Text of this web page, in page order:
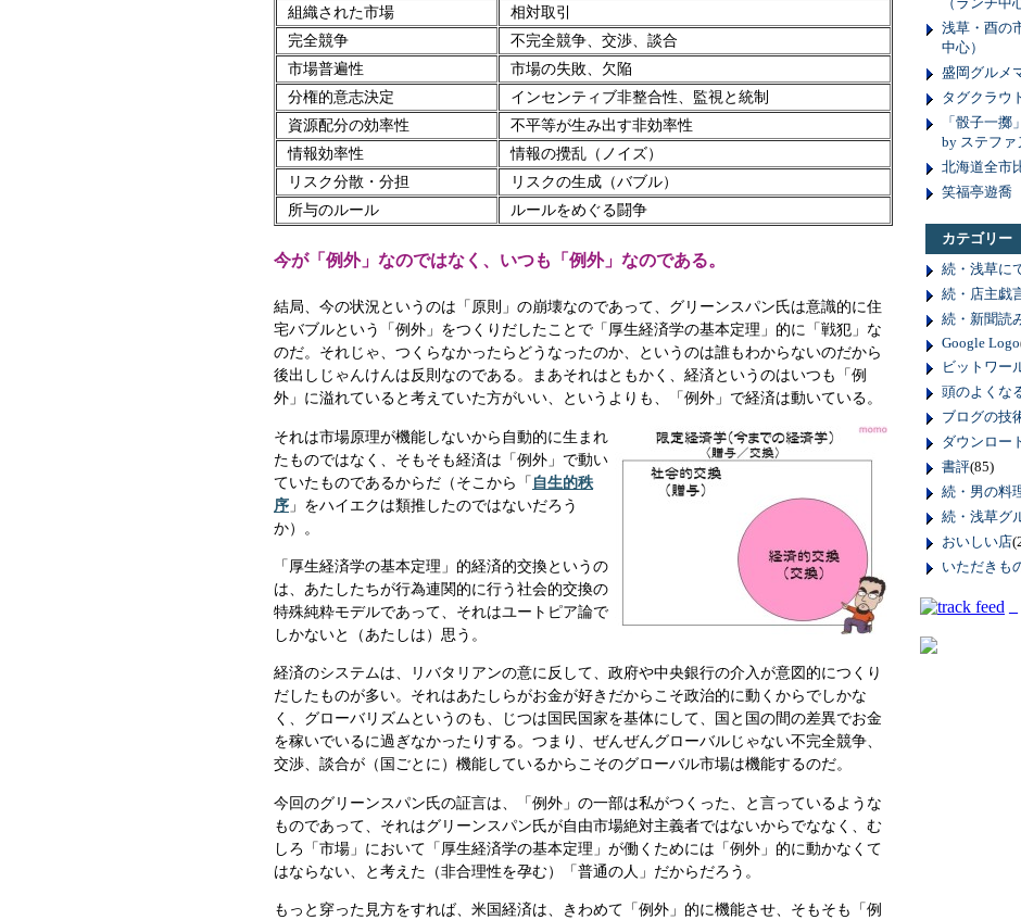
組織された市場
相対取引
完全競争
不完全競争、交渉、談合
市場普遍性
市場の失敗、欠陥
分権的意志決定
インセンティブ非整合性、監視と統制
資源配分の効率性
不平等が生み出す非効率性
情報効率性
情報の攪乱（ノイズ）
リスク分散・分担
リスクの生成（バブル）
所与のルール
ルールをめぐる闘争
今が「例外」なのではなく、いつも「例外」なのである。
結局、今の状況というのは「原則」の崩壊なのであって、グリーンスパン氏は意識的に住
宅バブルという「例外」をつくりだしたことで「厚生経済学の基本定理」的に「戦犯」な
のだ。それじゃ、つくらなかったらどうなったのか、というのは誰もわからないのだから
後出しじゃんけんは反則なのである。まあそれはともかく、経済というのはいつも「例
外」に溢れていると考えていた方がいい、というよりも、「例外」で経済は動いている。
それは市場原理が機能しないから自動的に生まれ
たものではなく、そもそも経済は「例外」で動い
ていたものであるからだ（そこから「自生的秩
序 」をハイエクは類推したのではないだろう
か）。
「厚生経済学の基本定理」的経済的交換というの
は、あたしたちが行為連関的に行う社会的交換の
特殊純粋モデルであって、それはユートピア論で
しかないと（あたしは）思う。
経済のシステムは、リバタリアンの意に反して、政府や中央銀行の介入が意図的につくり
だしたものが多い。それはあたしらがお金が好きだからこそ政治的に動くからでしかな
く、グローバリズムというのも、じつは国民国家を基体にして、国と国の間の差異でお金
を稼いでいるに過ぎなかったりする。つまり、ぜんぜんグローバルじゃない不完全競争、
交渉、談合が（国ごとに）機能しているからこそのグローバル市場は機能するのだ。
今回のグリーンスパン氏の証言は、「例外」の一部は私がつくった、と言っているような
ものであって、それはグリーンスパン氏が自由市場絶対主義者ではないからでななく、む
しろ「市場」において「厚生経済学の基本定理」が働くためには「例外」的に動かなくて
はならない、と考えた（非合理性を孕む）「普通の人」だからだろう。
もっと穿った見方をすれば、米国経済は、きわめて「例外」的に機能させ、そもそも「例
浅草・酉の
中心）
盛岡グルメ
タグクラウ
「骰子一擲
by ステファ
北海道全市
笑福亭遊喬
カテゴリー
続・浅草に
続・店主戯
続・新聞読
Google Logo
ビットワー
頭のよくな
ブログの技
ダウンロー
書評(85)
続・男の料
続・浅草グ
おいしい店
いただきも